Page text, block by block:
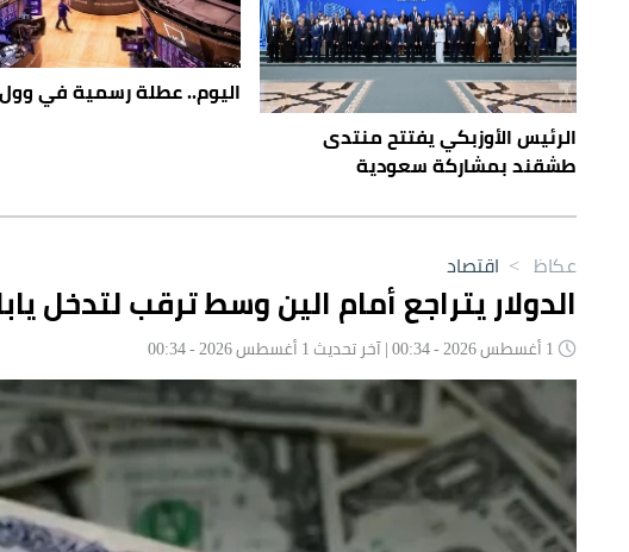
الرئيس الأوزبكي يفتتح منتدى
طشقند بمشاركة سعودية
اليوم.. عطلة رسمية في
عكاظ > اقتصاد
الدولار يتراجع أمام الين وسط ترقب لتدخل